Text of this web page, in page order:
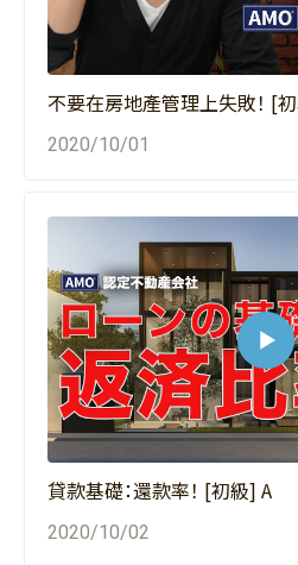
不要在房地產管理上失敗！ [
2020/10/01
貸款基礎：還款率！ [初級] A
2020/10/02